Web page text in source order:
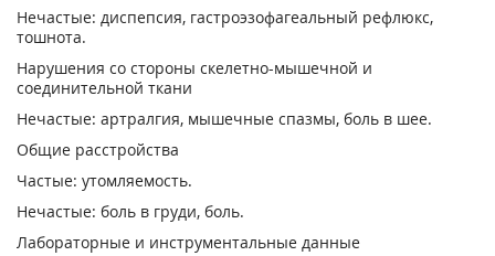
Нечастые: диспепсия, гастроэзофагеальный рефлюкс,
тошнота.
Нарушения со стороны скелетно-мышечной и
соединительной ткани
Нечастые: артралгия, мышечные спазмы, боль в шее.
Общие расстройства
Частые: утомляемость.
Нечастые: боль в груди, боль.
Лабораторные и инструментальные данные